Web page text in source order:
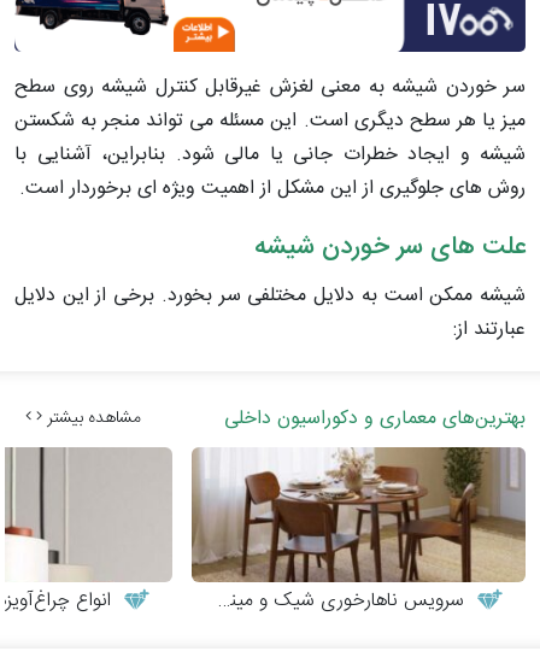
سر خوردن شیشه به معنی لغزش غیرقابل کنترل شیشه روی سطح
میز یا هر سطح دیگری است. این مسئله می تواند منجر به شکستن
شیشه و ایجاد خطرات جانی یا مالی شود. بنابراین، آشنایی با
روش های جلوگیری از این مشکل از اهمیت ویژه ای برخوردار است.
علت های سر خوردن شیشه
شیشه ممکن است به دلایل مختلفی سر بخورد. برخی از این دلایل
عبارتند از:
بهترین‌های معماری و دکوراسیون داخلی مشاهده بیشتر
سرویس ناهارخوری شیک و مینیمال انواع